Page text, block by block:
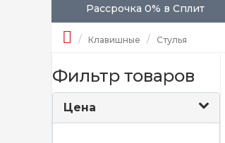
Рассрочка 0% в Сплит
Клавишные Стулья
Фильтр товаров
Цена